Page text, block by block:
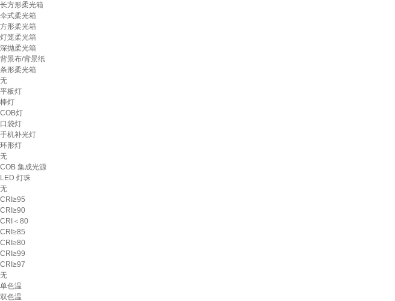
长方形柔光箱
伞式柔光箱
方形柔光箱
灯笼柔光箱
深抛柔光箱
背景布/背景纸
条形柔光箱
无
平板灯
棒灯
COB灯
口袋灯
手机补光灯
环形灯
无
COB 集成光源
LED 灯珠
无
CRI≥95
CRI≥90
CRI＜80
CRI≥85
CRI≥80
CRI≥99
CRI≥97
无
单色温
双色温